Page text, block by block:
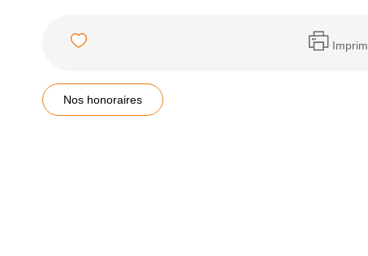
Nos honoraires